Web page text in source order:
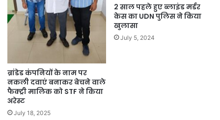
ब्रांडेड कंपनियों के नाम पर
नकली दवाएं बनाकर बेचने वाले
फैक्ट्री मालिक को STF ने किया
अरेस्ट
July 18, 2025
2 साल पहले हुए ब्लाइंड मर्डर
केस का UDN पुलिस ने किया
खुलासा
July 5, 2024